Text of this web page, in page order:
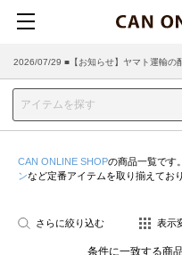
2026/07/29 ■【お知らせ】ヤマト運輸の
CAN ONLINE SHOPの商品一覧です。
ンなど定番アイテムを取り揃えてお
さらに絞り込む 表示
条件に一致する商